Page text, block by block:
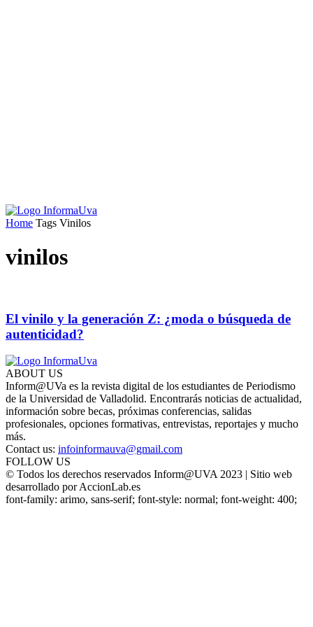
Home Tags Vinilos
vinilos
El vinilo y la generación Z: ¿moda o búsqueda de
autenticidad?
ABOUT US
Inform@UVa es la revista digital de los estudiantes de Periodismo
de la Universidad de Valladolid. Encontrarás noticias de actualidad,
información sobre becas, próximas conferencias, salidas
profesionales, opciones formativas, entrevistas, reportajes y mucho
más.
Contact us: infoinformauva@gmail.com
FOLLOW US
© Todos los derechos reservados Inform@UVA 2023 | Sitio web
desarrollado por AccionLab.es
font-family: arimo, sans-serif; font-style: normal; font-weight: 400;